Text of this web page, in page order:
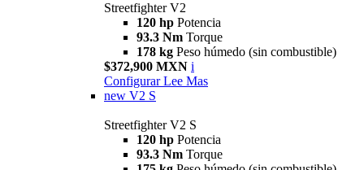
Streetfighter V2
120 hp Potencia
93.3 Nm Torque
178 kg Peso húmedo (sin combustible)
$372,900 MXN i
Configurar Lee Mas
new V2 S
Streetfighter V2 S
120 hp Potencia
93.3 Nm Torque